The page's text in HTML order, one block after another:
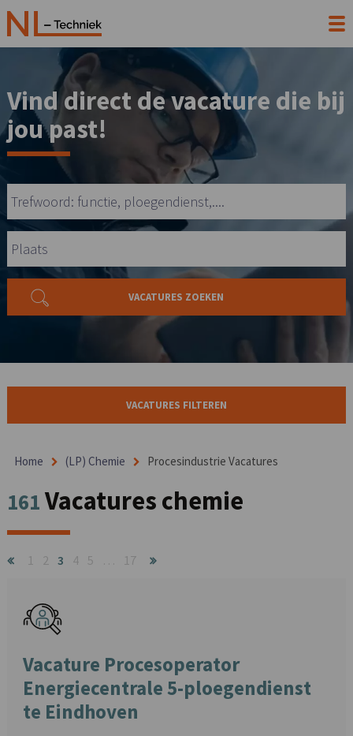
Vind direct de vacature die bij
jou past!
VACATURES FILTEREN
Home (LP) Chemie Procesindustrie Vacatures
161 Vacatures chemie
1 2 3 4 5 … 17
Vacature Procesoperator
Energiecentrale 5-ploegendienst
te Eindhoven